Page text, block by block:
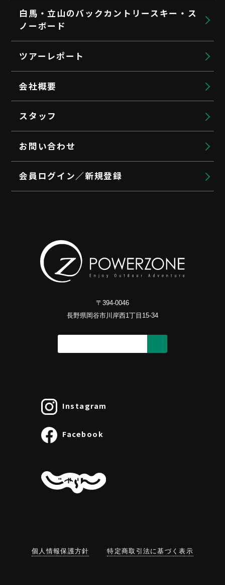
白馬・立山のバックカントリースキー・ス
ノーボード
ツアーレポート
会社概要
スタッフ
お問い合わせ
会員ログイン／新規登録
〒394-0046
長野県岡谷市川岸西1丁目15-34
Instagram
Facebook
個人情報保護方針 特定商取引法に基づく表示